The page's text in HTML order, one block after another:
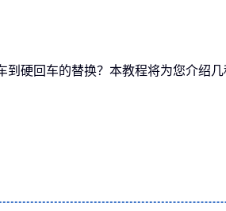
硬回车的替换？本教程将为您介绍